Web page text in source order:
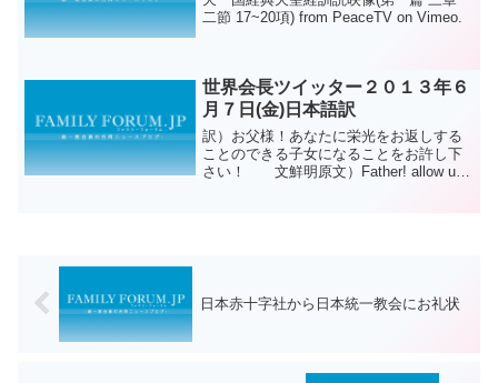
二節 17~20項) from PeaceTV on Vimeo.
世界会長ツイッター２０１３年６
月７日(金)日本語訳
訳）お父様！あなたに栄光をお返しする
ことのできる子女になることをお許し下
さい！ 文鮮明原文）Father! allow us
日本赤十字社から日本統一教会にお礼状